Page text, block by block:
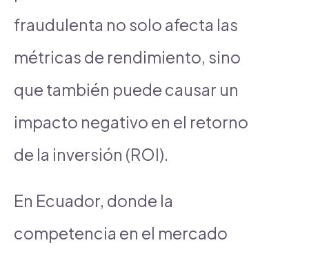
fraudulenta no solo afecta las
métricas de rendimiento, sino
que también puede causar un
impacto negativo en el retorno
de la inversión (ROI).
En Ecuador, donde la
competencia en el mercado